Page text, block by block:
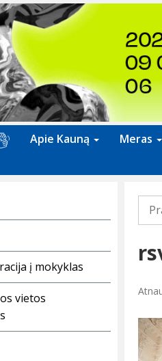
Apie Kauną Meras
į mokyklas
vietos